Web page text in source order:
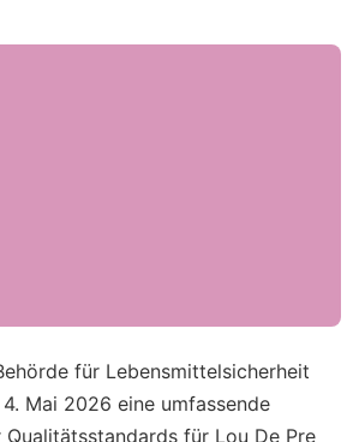
für Lebensmittelsicherheit
Mai 2026 eine umfassende
Qualitätsstandards für Lou De Pre